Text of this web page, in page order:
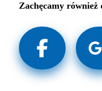
Zachęcamy również